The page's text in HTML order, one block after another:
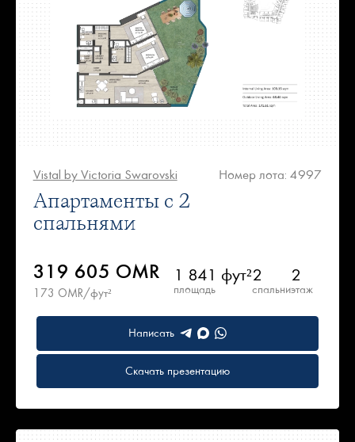
Vistal by Victoria Swarovski Номер лота: 4997
Апартаменты с 2
спальнями
319 605 OMR
173 OMR/фут²
1 841 фут²
площадь
2
спальни
2
этаж
Написать
Скачать презентацию